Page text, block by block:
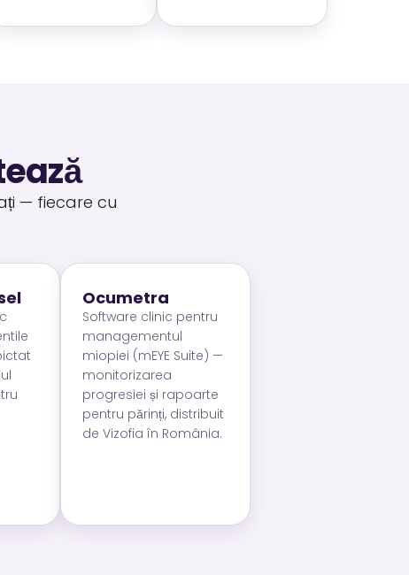
— fiecare cu
Ocumetra
Software clinic pentru
managementul
miopiei (mEYE Suite) —
monitorizarea
progresiei și rapoarte
pentru părinți, distribuit
de Vizofia în România.